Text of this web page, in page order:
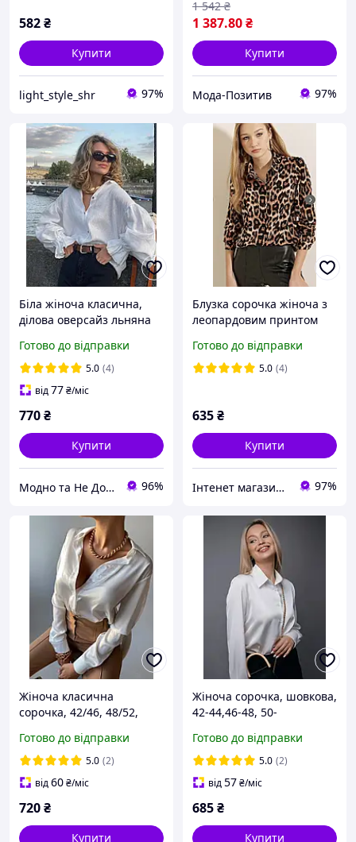
582₴
Купити
light_style_shr 97%
1 387.80₴
1 542 ₴
Купити
Мода-Позитив 97%
Біла жіноча класична,
ділова оверсайз льняна
сорочка з льону з
клешеними рукавами
Готово до відправки
5.0 (4)
від77₴/міс
770₴
Купити
Модно та Не Дорого 96%
Блузка сорочка жіноча з
леопардовим принтом
Готово до відправки
5.0 (4)
635₴
Купити
Інтенет магазин "Actualnoe" 97%
Жіноча класична
сорочка, 42/46, 48/52,
Готово до відправки
5.0 (2)
від60₴/міс
720₴
Купити
Жіноча сорочка, шовкова,
42-44,46-48, 50-
білий, італійський шовк.
Готово до відправки
5.0 (2)
від57₴/міс
685₴
Купити